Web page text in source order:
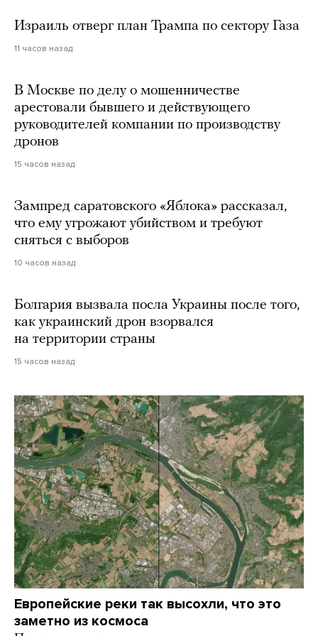
Израиль отверг план Трампа по сектору Газа
11 часов назад
В Москве по делу о мошенничестве
арестовали бывшего и действующего
руководителей компании по производству
дронов
15 часов назад
Зампред саратовского «Яблока» рассказал,
что ему угрожают убийством и требуют
сняться с выборов
10 часов назад
Болгария вызвала посла Украины после того,
как украинский дрон взорвался
на территории страны
15 часов назад
Европейские реки так высохли, что это
заметно из космоса